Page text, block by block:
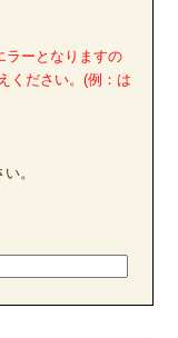
ラーとなりますの
ください。(例：は
。